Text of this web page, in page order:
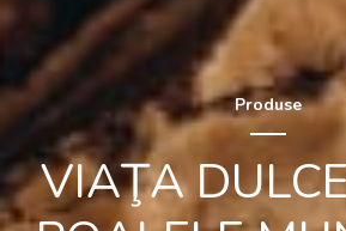
Produse
VIAŢA